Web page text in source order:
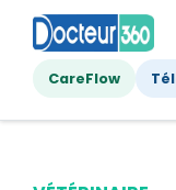
CareFlow